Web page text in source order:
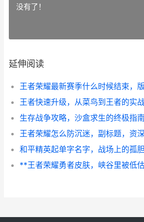
没有了！
延伸阅读
和平精英起单字名字，战场上的孤
**王者荣耀勇者皮肤，峡谷里被低